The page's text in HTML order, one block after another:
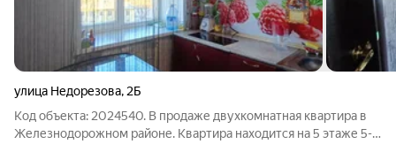
улица Недорезова, 2Б
Код объекта: 2024540. В продаже двухкомнатная квартира в
Железнодорожном районе. Квартира находится на 5 этаже 5-